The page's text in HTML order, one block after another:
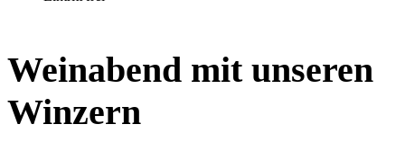
Weinabend mit unseren
Winzern